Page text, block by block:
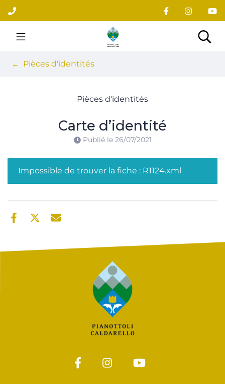
Aller
au
contenu
Site officiel du village
Pièces d'identités
Pièces d'identités
Carte d’identité
Publié le 26/07/2021
Impossible de trouver la fiche : R1124.xml